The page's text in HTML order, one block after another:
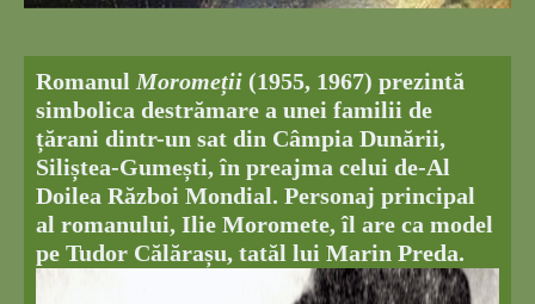
Romanul Moromeții (1955, 1967) prezintă
simbolica destrămare a unei familii de
țărani dintr-un sat din Câmpia Dunării,
Siliștea-Gumești, în preajma celui de-Al
Doilea Război Mondial. Personaj principal
al romanului, Ilie Moromete, îl are ca model
pe Tudor Călărașu, tatăl lui Marin Preda.